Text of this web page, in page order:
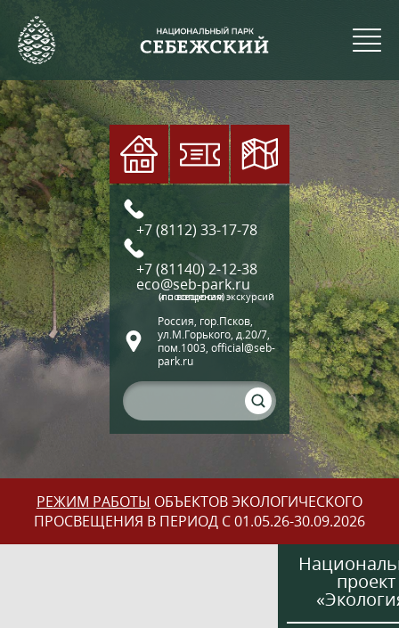
+7 (8112) 33-17-78
+7 (81140) 2-12-38
eco@seb-park.ru
(по вопросам экскурсий и посещения)
Россия, гор.Псков,
ул.М.Горького, д.20/7,
пом.1003, official@seb-
park.ru
РЕЖИМ РАБОТЫ ОБЪЕКТОВ ЭКОЛОГИЧЕСКОГО
ПРОСВЕЩЕНИЯ В ПЕРИОД С 01.05.26-30.09.2026
проект